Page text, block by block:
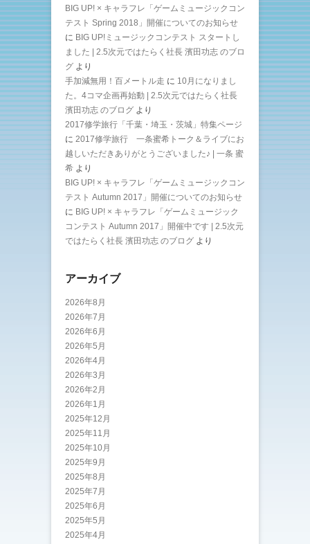
BIG UP! × キャラフレ「ゲームミュージックコン
テスト Spring 2018」開催についてのお知らせ
に BIG UP!ミュージックコンテスト スタートし
ました | 2.5次元ではたらく社長 濱田功志 のブロ
グ より
手加減無用！百メートル走 に 10月になりまし
た。4コマ企画再始動 | 2.5次元ではたらく社長
濱田功志 のブログ より
2017修学旅行「千葉・埼玉・茨城」特集ページ
に 2017修学旅行 一条蜜希トーク＆ライブにお
越しいただきありがとうございました♪ | 一条 蜜
希 より
BIG UP! × キャラフレ「ゲームミュージックコン
テスト Autumn 2017」開催についてのお知らせ
に BIG UP! × キャラフレ「ゲームミュージック
コンテスト Autumn 2017」開催中です | 2.5次元
ではたらく社長 濱田功志 のブログ より
アーカイブ
2026年8月
2026年7月
2026年6月
2026年5月
2026年4月
2026年3月
2026年2月
2026年1月
2025年12月
2025年11月
2025年10月
2025年9月
2025年8月
2025年7月
2025年6月
2025年5月
2025年4月